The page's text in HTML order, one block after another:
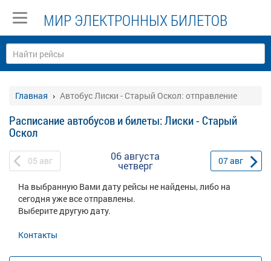
МИР ЭЛЕКТРОННЫХ БИЛЕТОВ
Главная Автобус Лиски - Старый Оскол: отправление
Расписание автобусов и билеты: Лиски - Старый
Оскол
05 авг 06 августа
четверг 07авг
На выбранную Вами дату рейсы не найдены, либо на
сегодня уже все отправлены.
Выберите другую дату.
Контакты